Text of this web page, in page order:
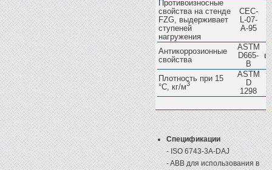
Противоизносные
свойства на стенде
FZG, выдерживает
ступеней
нагружения
CEC-
L-07-
A-95
Антикоррозионные
свойства
ASTM
D665-
B
Плотность при 15
°С, кг/м3
ASTM
D
1298
Спецификации
- ISO 6743-3A-DAJ
- ABB для использования в